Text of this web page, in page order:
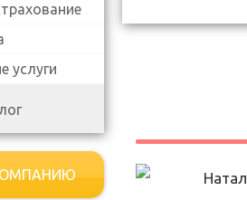
услуги